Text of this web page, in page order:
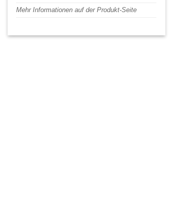
Mehr Informationen auf der Produkt-Seite